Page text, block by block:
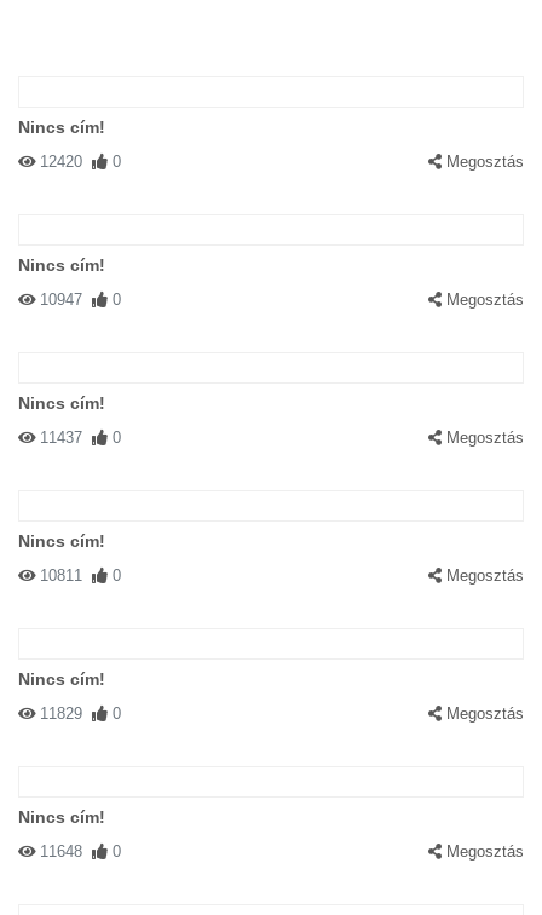
Nincs cím!
12420 0 Megosztás
Nincs cím!
10947 0 Megosztás
Nincs cím!
11437 0 Megosztás
Nincs cím!
10811 0 Megosztás
Nincs cím!
11829 0 Megosztás
Nincs cím!
11648 0 Megosztás